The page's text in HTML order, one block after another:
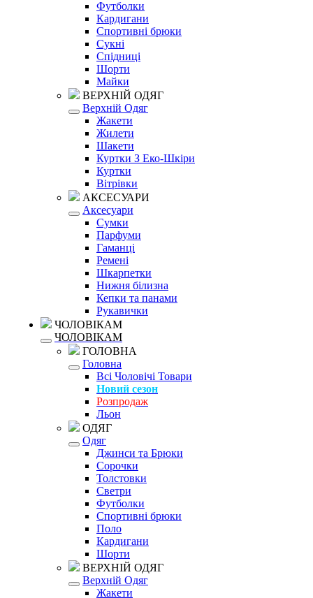
Футболки
Кардигани
Спортивні брюки
Сукні
Спідниці
Шорти
Майки
ВЕРХНІЙ ОДЯГ
Верхній Одяг
Жакети
Жилети
Шакети
Куртки З Еко-Шкіри
Куртки
Вітрівки
АКСЕСУАРИ
Аксесуари
Сумки
Парфуми
Гаманці
Ремені
Шкарпетки
Нижня білизна
Кепки та панами
Рукавички
ЧОЛОВІКАМ
ЧОЛОВІКАМ
ГОЛОВНА
Головна
Всі Чоловічі Товари
Новий сезон
Розпродаж
Льон
ОДЯГ
Одяг
Джинси та Брюки
Сорочки
Толстовки
Светри
Футболки
Спортивні брюки
Поло
Кардигани
Шорти
ВЕРХНІЙ ОДЯГ
Верхній Одяг
Жакети